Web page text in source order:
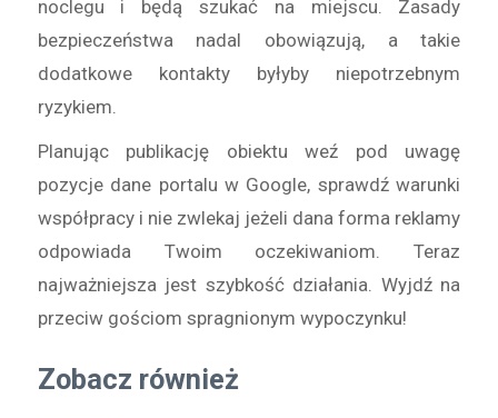
noclegu i będą szukać na miejscu. Zasady
bezpieczeństwa nadal obowiązują, a takie
dodatkowe kontakty byłyby niepotrzebnym
ryzykiem.
Planując publikację obiektu weź pod uwagę
pozycje dane portalu w Google, sprawdź warunki
współpracy i nie zwlekaj jeżeli dana forma reklamy
odpowiada Twoim oczekiwaniom. Teraz
najważniejsza jest szybkość działania. Wyjdź na
przeciw gościom spragnionym wypoczynku!
Zobacz również